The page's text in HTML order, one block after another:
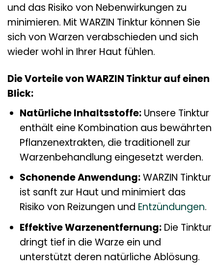
und das Risiko von Nebenwirkungen zu
minimieren. Mit WARZIN Tinktur können Sie
sich von Warzen verabschieden und sich
wieder wohl in Ihrer Haut fühlen.
Die Vorteile von WARZIN Tinktur auf einen
Blick:
Natürliche Inhaltsstoffe:Unsere Tinktur
enthält eine Kombination aus bewährten
Pflanzenextrakten, die traditionell zur
Warzenbehandlung eingesetzt werden.
Schonende Anwendung:WARZIN Tinktur
ist sanft zur Haut und minimiert das
Risiko von Reizungen und Entzündungen.
Effektive Warzenentfernung:Die Tinktur
dringt tief in die Warze ein und
unterstützt deren natürliche Ablösung.